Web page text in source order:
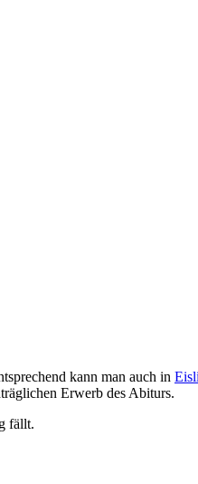
kann man auch in
Erwerb des Abiturs.
fällt.